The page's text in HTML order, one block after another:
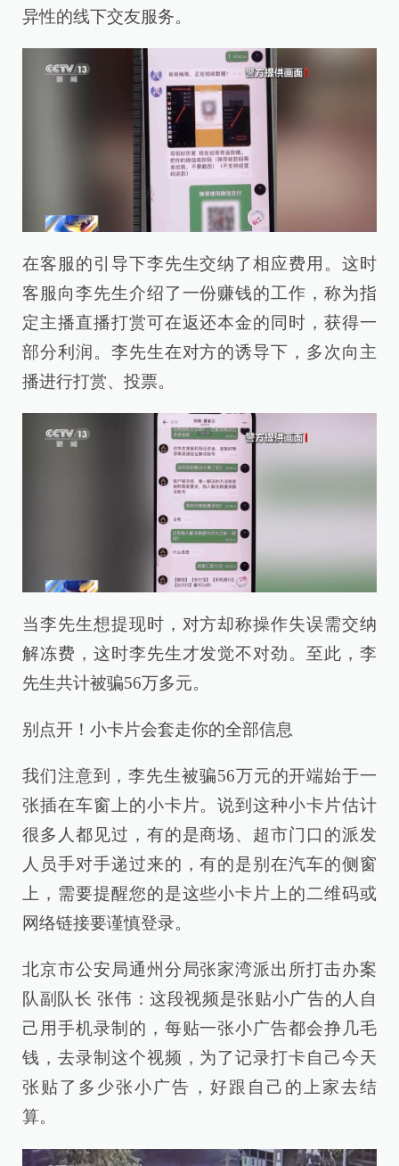
异性的线下交友服务。
在客服的引导下李先生交纳了相应费用。这时
客服向李先生介绍了一份赚钱的工作，称为指
定主播直播打赏可在返还本金的同时，获得一
部分利润。李先生在对方的诱导下，多次向主
播进行打赏、投票。
当李先生想提现时，对方却称操作失误需交纳
解冻费，这时李先生才发觉不对劲。至此，李
先生共计被骗56万多元。
别点开！小卡片会套走你的全部信息
我们注意到，李先生被骗56万元的开端始于一
张插在车窗上的小卡片。说到这种小卡片估计
很多人都见过，有的是商场、超市门口的派发
人员手对手递过来的，有的是别在汽车的侧窗
上，需要提醒您的是这些小卡片上的二维码或
网络链接要谨慎登录。
北京市公安局通州分局张家湾派出所打击办案
队副队长 张伟：这段视频是张贴小广告的人自
己用手机录制的，每贴一张小广告都会挣几毛
钱，去录制这个视频，为了记录打卡自己今天
张贴了多少张小广告，好跟自己的上家去结
算。